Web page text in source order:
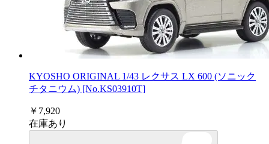
KYOSHO ORIGINAL 1/43 レクサス LX 600 (ソニック
チタニウム) [No.KS03910T]
￥7,920
在庫あり